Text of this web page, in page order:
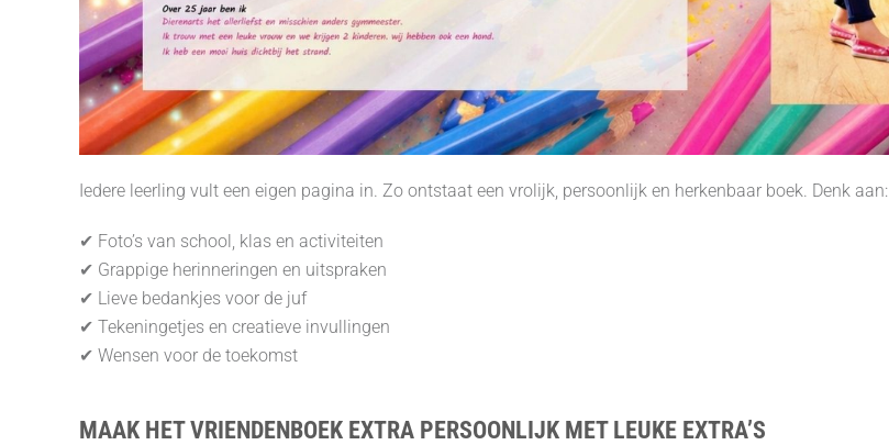
Iedere leerling vult een eigen pagina in. Zo ontstaat een vrolijk, persoonlijk en herkenbaar boek. Denk aan:
✔ Foto’s van school, klas en activiteiten
✔ Grappige herinneringen en uitspraken
✔ Lieve bedankjes voor de juf
✔ Tekeningetjes en creatieve invullingen
✔ Wensen voor de toekomst
MAAK HET VRIENDENBOEK EXTRA PERSOONLIJK MET LEUKE EXTRA’S